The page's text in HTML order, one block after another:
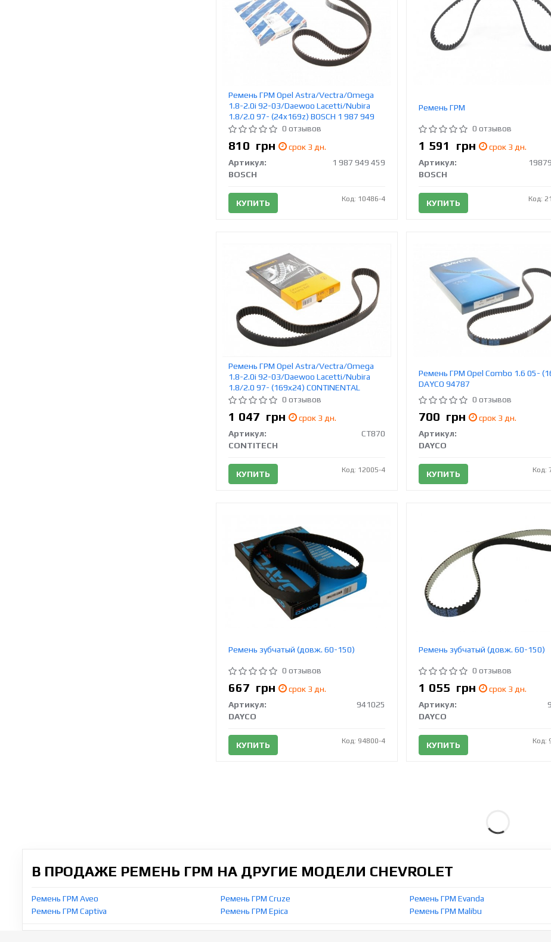
Ремень ГРМ Opel Astra/Vectra/Omega
1.8-2.0i 92-03/Daewoo Lacetti/Nubira
1.8/2.0 97- (24x169z) BOSCH 1 987 949
459
0 отзывов
810 грн
срок 3 дн.
Артикул:
1 987 949 459
BOSCH
КУПИТЬ Код: 10486-4
Ремень ГРМ
0 отзывов
1 591 грн
срок 3 дн.
Артикул:
BOSCH
КУПИТЬ Код:
Ремень ГРМ Opel Astra/Vectra/Omega
1.8-2.0i 92-03/Daewoo Lacetti/Nubira
1.8/2.0 97- (169x24) CONTINENTAL
CT870
0 отзывов
1 047 грн
срок 3 дн.
Артикул:
CT870
CONTITECH
КУПИТЬ Код: 12005-4
Ремень ГРМ Opel Combo 1.6 05-
DAYCO 94787
0 отзывов
700 грн
срок 3 дн.
Артикул:
DAYCO
КУПИТЬ Код:
Ремень зубчатый (довж. 60-150)
0 отзывов
667 грн
срок 3 дн.
Артикул:
941025
DAYCO
КУПИТЬ Код: 94800-4
Ремень зубчатый (довж. 60-150)
0 отзывов
1 055 грн
срок 3 дн.
Артикул:
DAYCO
КУПИТЬ Код:
В ПРОДАЖЕ РЕМЕНЬ ГРМ НА ДРУГИЕ МОДЕЛИ CHEVROLET
Ремень ГРМ Aveo
Ремень ГРМ Captiva
Ремень ГРМ Cruze
Ремень ГРМ Epica
Ремень ГРМ Evanda
Ремень ГРМ Malibu